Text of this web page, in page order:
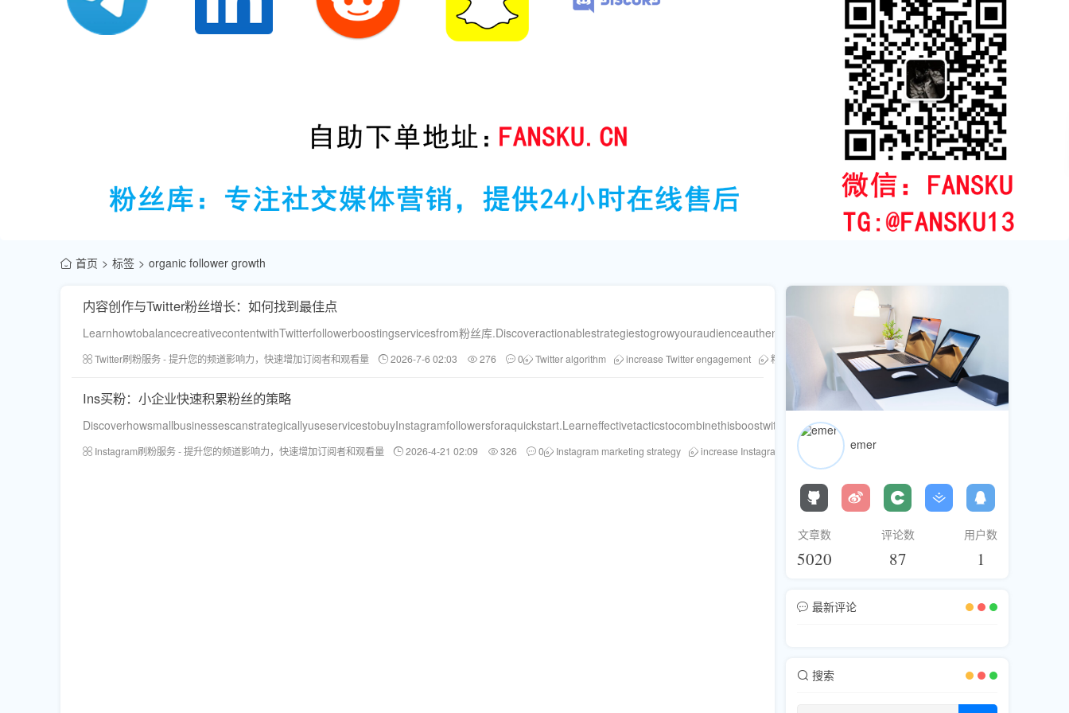
首页 标签 organic follower growth
内容创作与Twitter粉丝增长：如何找到最佳点
LearnhowtobalancecreativecontentwithTwitterfollowerboostingservicesfrom粉丝库
Twitter刷粉服务 - 提升您的频道影响力，快速增加订阅者和观看量 2026-7-6 02:03 276 0 Twitter algorithm increase Twitter engagement 粉丝库 cross-platform promotion buy Twitter followers
Ins买粉：小企业快速积累粉丝的策略
DiscoverhowsmallbusinessescanstrategicallyuseservicestobuyInstagramfollowersforaquickstart.Learneffectivetacticstocombinethisboostwithauthenticcontentandengagementforsustainablegrowth.
Instagram刷粉服务 - 提升您的频道影响力，快速增加订阅者和观看量 2026-4-21 02:09 326 0 Instagram marketing strategy increase Instagram engagement Fansku
emer
文章数
5020
评论数
87
用户数
1
最新评论
搜索